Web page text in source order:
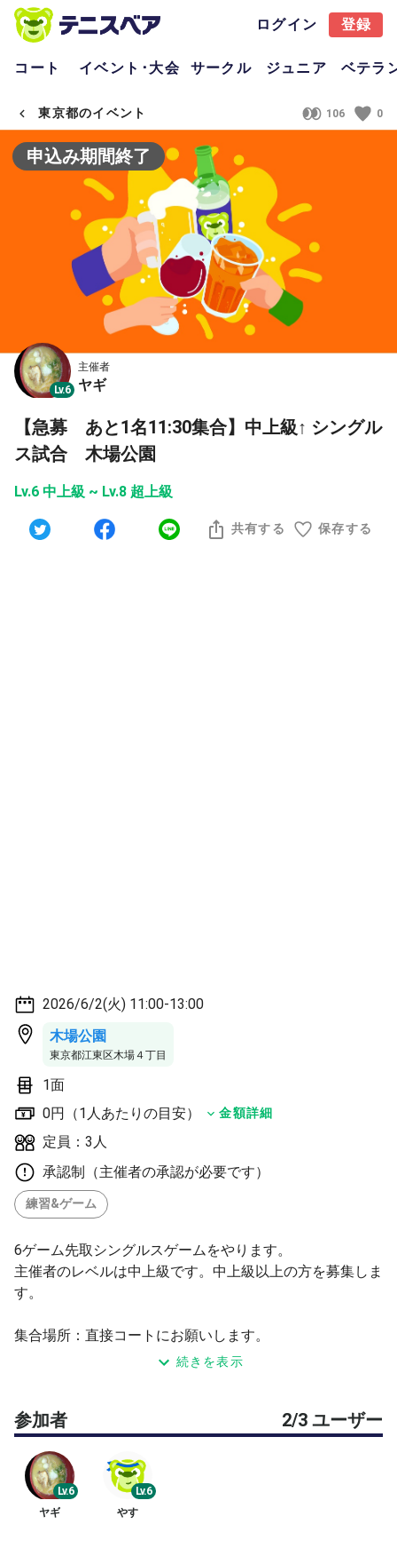
ログイン 登録
コート イベント･大会 サークル ジュニア ベテラ
東京都のイベント 106 0
申込み期間終了
Lv.6
主催者
ヤギ
【急募 あと1名11:30集合】中上級↑ シングル
ス試合 木場公園
Lv.6 中上級 ~ Lv.8 超上級
共有する 保存する
2026/6/2(火) 11:00-13:00
木場公園
東京都江東区木場４丁目
1面
0円（1人あたりの目安）
金額詳細
定員：3人
承認制（主催者の承認が必要です）
練習&ゲーム
6ゲーム先取シングルスゲームをやります。
主催者のレベルは中上級です。中上級以上の方を募集しま
す。
集合場所：直接コートにお願いします。
セント・ジェームス新球4つ使用
試合順は以下です。
主催者vs参加者A
続きを表示
参加者 2/3 ユーザー
Lv.6
ヤギ
Lv.6
やす